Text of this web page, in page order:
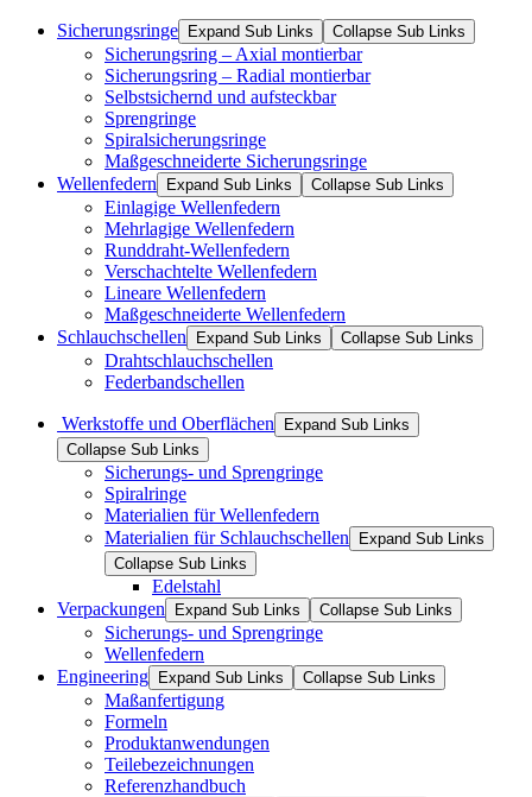
Sicherungsringe Expand Sub Links Collapse Sub Links
Sicherungsring – Axial montierbar
Sicherungsring – Radial montierbar
Selbstsichernd und aufsteckbar
Sprengringe
Spiralsicherungsringe
Maßgeschneiderte Sicherungsringe
Wellenfedern
Expand Sub Links Collapse Sub Links
Einlagige Wellenfedern
Mehrlagige Wellenfedern
Runddraht-Wellenfedern
Verschachtelte Wellenfedern
Lineare Wellenfedern
Maßgeschneiderte Wellenfedern
Schlauchschellen
Expand Sub Links Collapse Sub Links
Drahtschlauchschellen
Federbandschellen
Werkstoffe und Oberflächen
Expand Sub Links
Collapse Sub Links
Sicherungs- und Sprengringe
Spiralringe
Materialien für Wellenfedern
Materialien für Schlauchschellen
Expand Sub Links
Collapse Sub Links
Edelstahl
Verpackungen
Expand Sub Links Collapse Sub Links
Sicherungs- und Sprengringe
Wellenfedern
Engineering
Expand Sub Links Collapse Sub Links
Maßanfertigung
Formeln
Produktanwendungen
Teilebezeichnungen
Referenzhandbuch